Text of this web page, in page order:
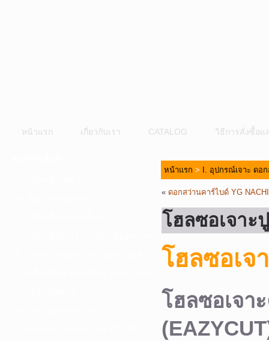
หน้าแรก เกี่ยวกับเรา CATALOG วิธีการสั่งซื้อแ
D. เครื่องมือก่อสร้าง-เครื่องมืออุตสาหกรรม
หน้าแรก > I. อุปกรณ์เจาะ ดอ
« ดอกสว่านคาร์ไบด์ YG NACHI
โฮลซอเจาะ
โฮลซอเ
โฮลซอเจา